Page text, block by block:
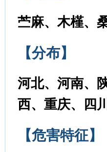
苎麻、木槿、
【分布】
河北、河南、
西、重庆、四
【危害特征】